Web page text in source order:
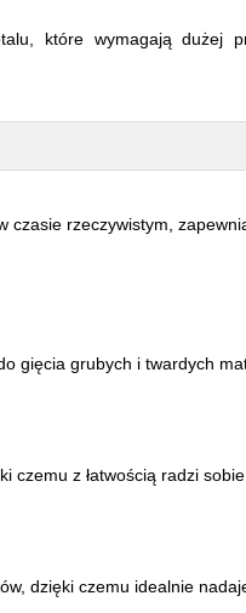
które wymagają dużej
czasie rzeczywistym,
gięcia grubych i twardych
czemu z łatwością radzi
dzięki czemu idealnie